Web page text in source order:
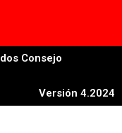
Consejo
Versión 4.2024